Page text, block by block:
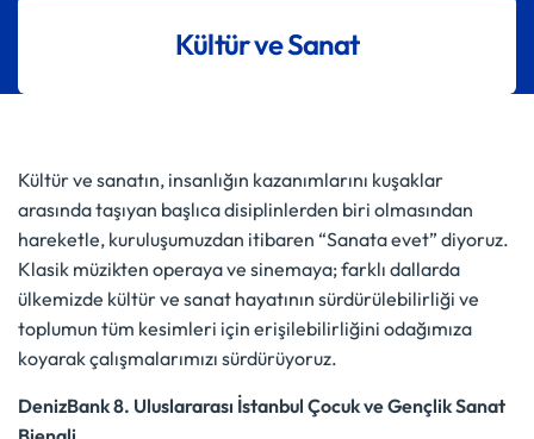
Kültür ve Sanat
Kültür ve sanatın, insanlığın kazanımlarını kuşaklar
arasında taşıyan başlıca disiplinlerden biri olmasından
hareketle, kuruluşumuzdan itibaren “Sanata evet” diyoruz.
Klasik müzikten operaya ve sinemaya; farklı dallarda
ülkemizde kültür ve sanat hayatının sürdürülebilirliği ve
toplumun tüm kesimleri için erişilebilirliğini odağımıza
koyarak çalışmalarımızı sürdürüyoruz.
DenizBank 8. Uluslararası İstanbul Çocuk ve Gençlik Sanat